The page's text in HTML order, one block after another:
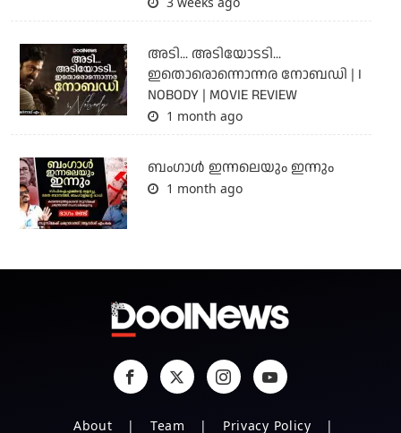
അടി... അടിയോടടി...
ഇതൊരൊന്നൊന്നര നോബഡി | I
NOBODY | MOVIE REVIEW
1 month ago
ബംഗാള്‍ ഇന്നലെയും ഇന്നും
1 month ago
About Team Privacy Policy